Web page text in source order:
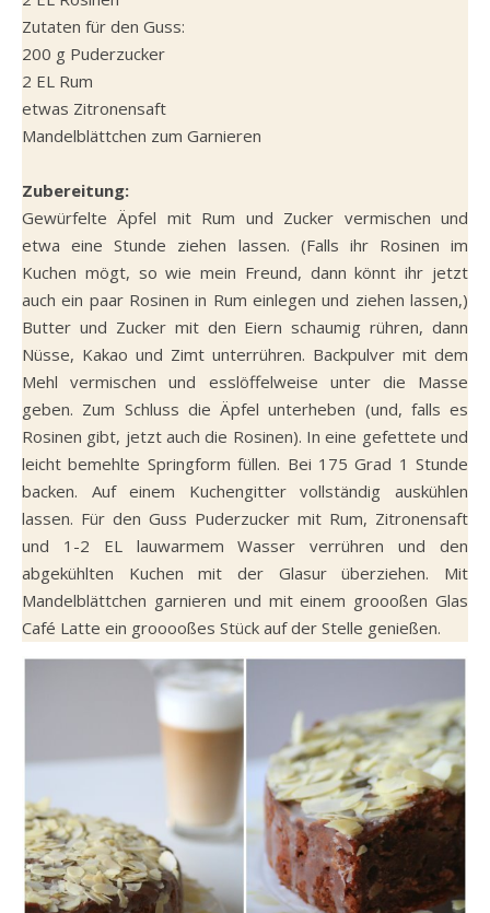
Zutaten für den Guss:
200 g Puderzucker
2 EL Rum
etwas Zitronensaft
Mandelblättchen zum Garnieren
Zubereitung:
Gewürfelte Äpfel mit Rum und Zucker vermischen und
etwa eine Stunde ziehen lassen. (Falls ihr Rosinen im
Kuchen mögt, so wie mein Freund, dann könnt ihr jetzt
auch ein paar Rosinen in Rum einlegen und ziehen lassen,)
Butter und Zucker mit den Eiern schaumig rühren, dann
Nüsse, Kakao und Zimt unterrühren. Backpulver mit dem
Mehl vermischen und esslöffelweise unter die Masse
geben. Zum Schluss die Äpfel unterheben (und, falls es
Rosinen gibt, jetzt auch die Rosinen). In eine gefettete und
leicht bemehlte Springform füllen. Bei 175 Grad 1 Stunde
backen. Auf einem Kuchengitter vollständig auskühlen
lassen. Für den Guss Puderzucker mit Rum, Zitronensaft
und 1-2 EL lauwarmem Wasser verrühren und den
abgekühlten Kuchen mit der Glasur überziehen. Mit
Mandelblättchen garnieren und mit einem groooßen Glas
Café Latte ein grooooßes Stück auf der Stelle genießen.